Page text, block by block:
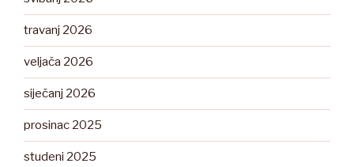
travanj 2026
veljača 2026
siječanj 2026
prosinac 2025
studeni 2025